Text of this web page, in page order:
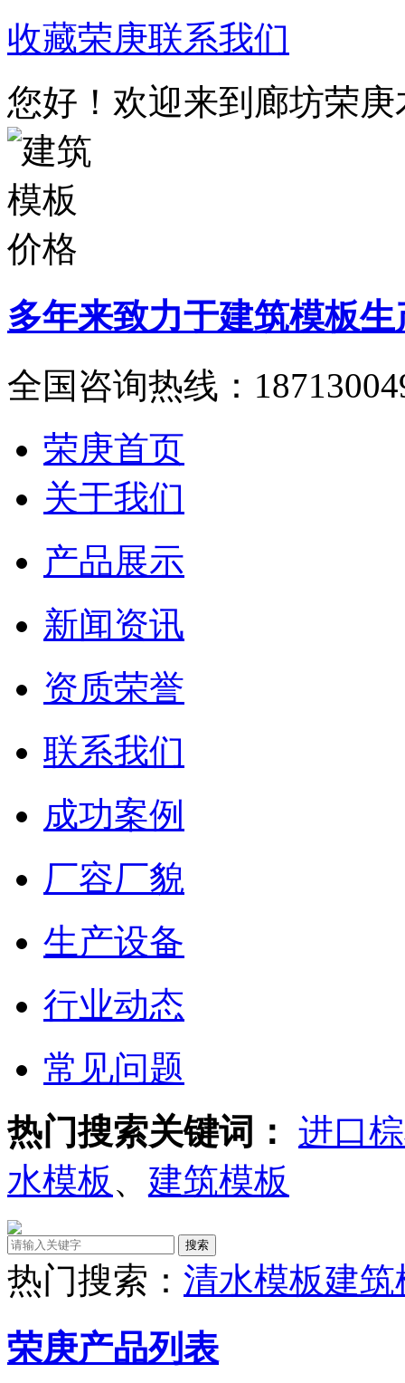
收藏荣庚联系我们
您好！欢迎来到廊坊荣
多年来致力于建筑模板生
全国咨询热线：
荣庚首页
关于我们
产品展示
新闻资讯
资质荣誉
联系我们
成功案例
厂容厂貌
生产设备
行业动态
常见问题
热门搜索关键词： 进口
水模板 、 建筑模板
热门搜索： 清水模板建筑
荣庚产品列表